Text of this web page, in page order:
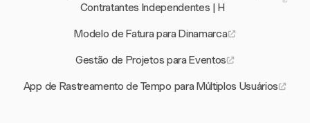
Contratantes Independentes | H
Modelo de Fatura para Dinamarca
Gestão de Projetos para Eventos
App de Rastreamento de Tempo para Múltiplos Usuários